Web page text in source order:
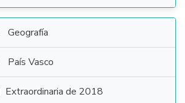
Geografía
País Vasco
Extraordinaria de 2018